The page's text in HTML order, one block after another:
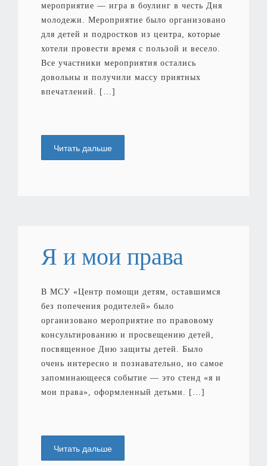
мероприятие — игра в боулинг в честь Дня
молодежи. Мероприятие было организовано
для детей и подростков из центра, которые
хотели провести время с пользой и весело.
Все участники мероприятия остались
довольны и получили массу приятных
впечатлений. […]
Читать дальше
Я и мои права
В МСУ «Центр помощи детям, оставшимся
без попечения родителей» было
организовано мероприятие по правовому
консультированию и просвещению детей,
посвященное Дню защиты детей. Было
очень интересно и познавательно, но самое
запоминающееся событие — это стенд «я и
мои права», оформленный детьми. […]
Читать дальше